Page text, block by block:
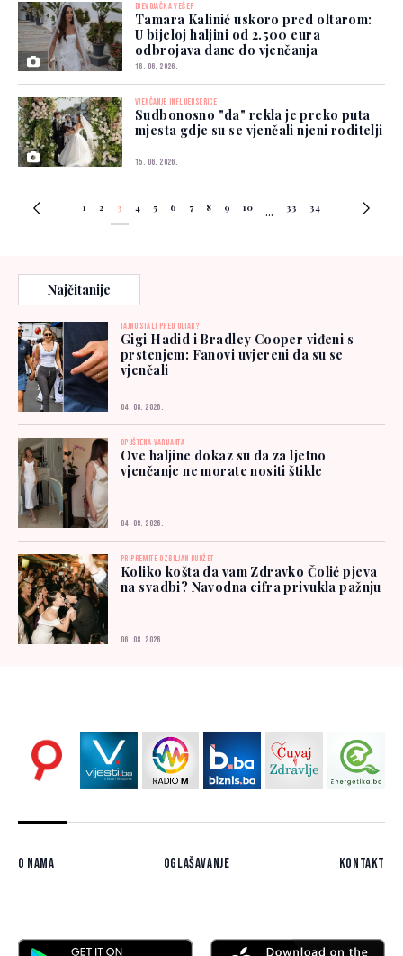
DJEVOJAČKA VEČER
Tamara Kalinić uskoro pred oltarom:
U bijeloj haljini od 2.500 eura
odbrojava dane do vjenčanja
16. 06. 2026.
VJENČANJE INFLUENSERICE
Sudbonosno "da" rekla je preko puta
mjesta gdje su se vjenčali njeni roditelji
15. 06. 2026.
1 2 3 4 5 6 7 8 9 10 ... 33 34
Najčitanije
TAJNO STALI PRED OLTAR?
Gigi Hadid i Bradley Cooper viđeni s
prstenjem: Fanovi uvjereni da su se
vjenčali
04. 08. 2026.
OPUŠTENA VARIJANTA
Ove haljine dokaz su da za ljetno
vjenčanje ne morate nositi štikle
04. 08. 2026.
PRIPREMITE OZBILJAN BUDŽET
Koliko košta da vam Zdravko Čolić pjeva
na svadbi? Navodna cifra privukla pažnju
06. 08. 2026.
O nama Oglašavanje Kontakt